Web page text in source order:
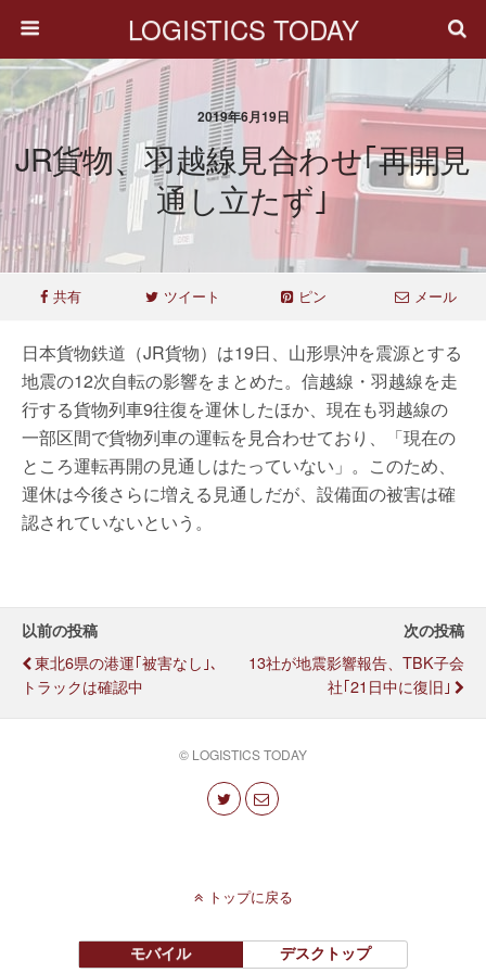
LOGISTICS TODAY
2019年6月19日
JR貨物、羽越線見合わせ｢再開見
通し立たず｣
共有 ツイート ピン メール
日本貨物鉄道（JR貨物）は19日、山形県沖を震源とする
地震の12次自転の影響をまとめた。信越線・羽越線を走
行する貨物列車9往復を運休したほか、現在も羽越線の
一部区間で貨物列車の運転を見合わせており、「現在の
ところ運転再開の見通しはたっていない」。このため、
運休は今後さらに増える見通しだが、設備面の被害は確
認されていないという。
以前の投稿
東北6県の港運｢被害なし｣、
トラックは確認中
次の投稿
13社が地震影響報告、TBK子会
社｢21日中に復旧｣
© LOGISTICS TODAY
トップに戻る
モバイル デスクトップ